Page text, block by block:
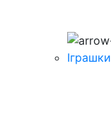
Іграшки